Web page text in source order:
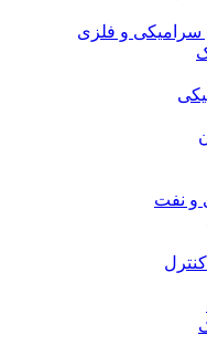
سرامیکی و فلزی
و نفت